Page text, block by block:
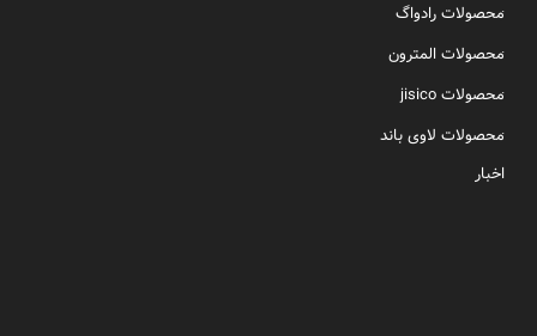
محصولات رادواگ
محصولات المترون
محصولات jisico
محصولات لاوی باند
اخبار